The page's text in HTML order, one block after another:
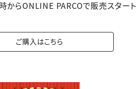
らONLINE PARCOで販売スタート
ご購入はこちら